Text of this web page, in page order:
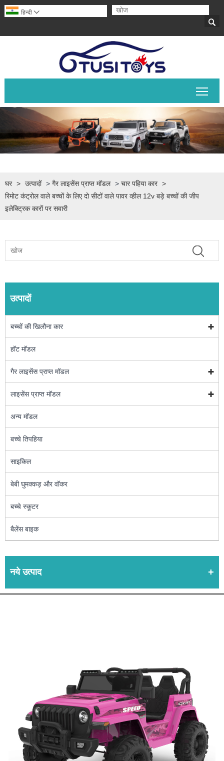

हिन्दी 
घर > उत्पादों > गैर लाइसेंस प्राप्त मॉडल > चार पहिया कार >
रिमोट कंट्रोल वाले बच्चों के लिए दो सीटों वाले पावर व्हील 12v बड़े बच्चों की जीप
इलेक्ट्रिक कारों पर सवारी
उत्पादों
बच्चों की खिलौना कार
हॉट मॉडल
गैर लाइसेंस प्राप्त मॉडल
लाइसेंस प्राप्त मॉडल
अन्य मॉडल
बच्चे तिपहिया
साइकिल
बेबी घुमक्कड़ और वॉकर
बच्चे स्कूटर
बैलेंस बाइक
नये उत्पाद